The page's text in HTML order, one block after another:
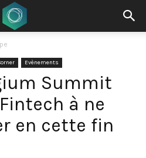
Evènements
Summit
à ne
en cette fin